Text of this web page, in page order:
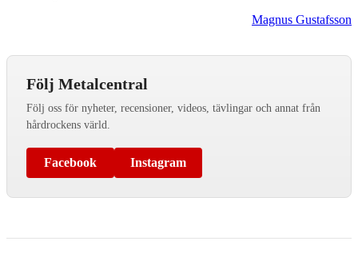
Magnus Gustafsson
Följ Metalcentral
Följ oss för nyheter, recensioner, videos, tävlingar och annat från
hårdrockens värld.
Facebook Instagram